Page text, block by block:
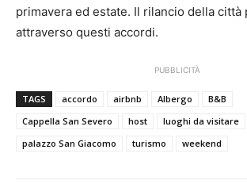
primavera ed estate. Il rilancio della città
attraverso questi accordi.
PUBBLICITÀ
TAGS accordo airbnb Albergo
B&B
Cappella San Severo
host luoghi da visitare
palazzo San Giacomo
turismo weekend